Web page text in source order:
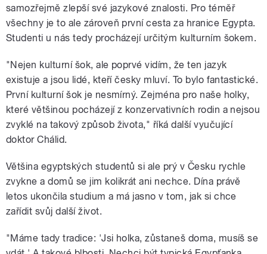
samozřejmě zlepší své jazykové znalosti. Pro téměř
všechny je to ale zároveň první cesta za hranice Egypta.
Studenti u nás tedy procházejí určitým kulturním šokem.
"Nejen kulturní šok, ale poprvé vidím, že ten jazyk
existuje a jsou lidé, kteří česky mluví. To bylo fantastické.
První kulturní šok je nesmírný. Zejména pro naše holky,
které většinou pocházejí z konzervativních rodin a nejsou
zvyklé na takový způsob života," říká další vyučující
doktor Chálid.
Většina egyptských studentů si ale prý v Česku rychle
zvykne a domů se jim kolikrát ani nechce. Dína právě
letos ukončila studium a má jasno v tom, jak si chce
zařídit svůj další život.
"Máme tady tradice: 'Jsi holka, zůstaneš doma, musíš se